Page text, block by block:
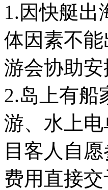
1.因快艇出
体因素不
游会协助安
2.岛上有船
游、水上
目客人自愿
费用直接